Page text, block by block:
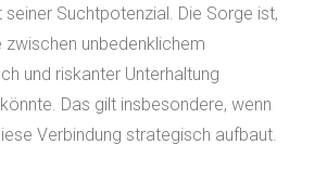
seiner Suchtpotenzial. Die Sorge ist,
zwischen unbedenklichem
und riskanter Unterhaltung
Das gilt insbesondere, wenn
Verbindung strategisch aufbaut.